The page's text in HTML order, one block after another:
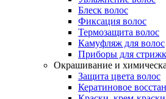
Блеск волос
Фиксация волос
Термозащита волос
Камуфляж для волос
Приборы для
Окрашивание и
Защита цвета волос
Кератиновое